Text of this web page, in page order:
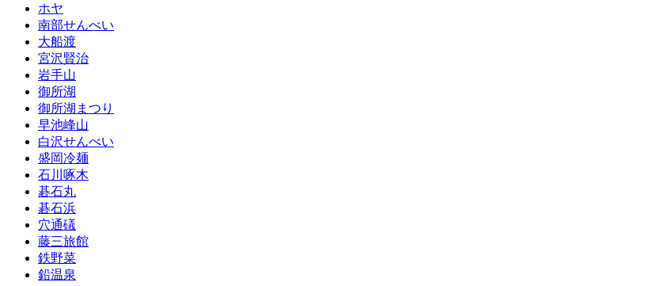
ホヤ
南部せんべい
大船渡
宮沢賢治
岩手山
御所湖
御所湖まつり
早池峰山
白沢せんべい
盛岡冷麺
石川啄木
碁石丸
碁石浜
穴通礒
藤三旅館
鉄野菜
鉛温泉